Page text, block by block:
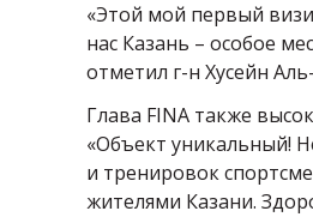
«Этой мой первый
нас Казань – особое
отметил г-н Хусейн
Глава FINA также
«Объект уникальный!
и тренировок
жителями Казани.